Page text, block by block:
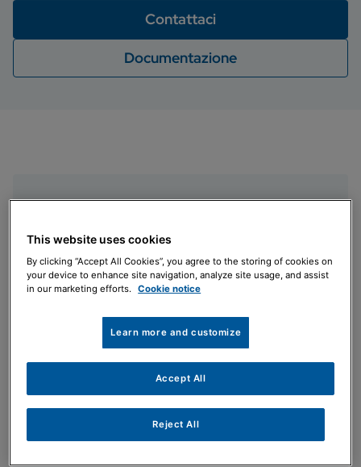
Contattaci
Documentazione
Dimensioni ridotte
Permette l'installazione in spazi ristretti
This website uses cookies
By clicking “Accept All Cookies”, you agree to the storing of cookies on
your device to enhance site navigation, analyze site usage, and assist
in our marketing efforts.
Cookie notice
Learn more and customize
Reject All
Accept All